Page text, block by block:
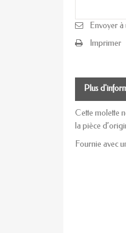
Envoyer à
Imprimer
Plus
Cette molette
la pièce
Fournie avec